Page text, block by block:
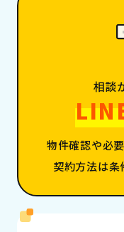
相談
物件確認や必
契約方法は条